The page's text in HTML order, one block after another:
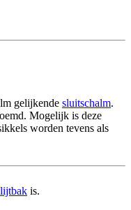
gelijkende sluitschalm.
Mogelijk is deze
worden tevens als
is.